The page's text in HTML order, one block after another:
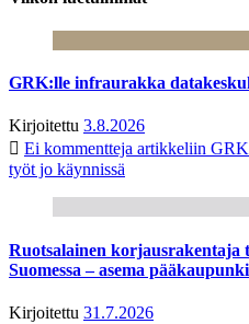
GRK:lle infraurakka
Kirjoitettu 3.8.2026
Ei kommentteja artikkeliin
työt jo käynnissä
Ruotsalainen korjausrakentaja
Suomessa – asema
Kirjoitettu 31.7.2026